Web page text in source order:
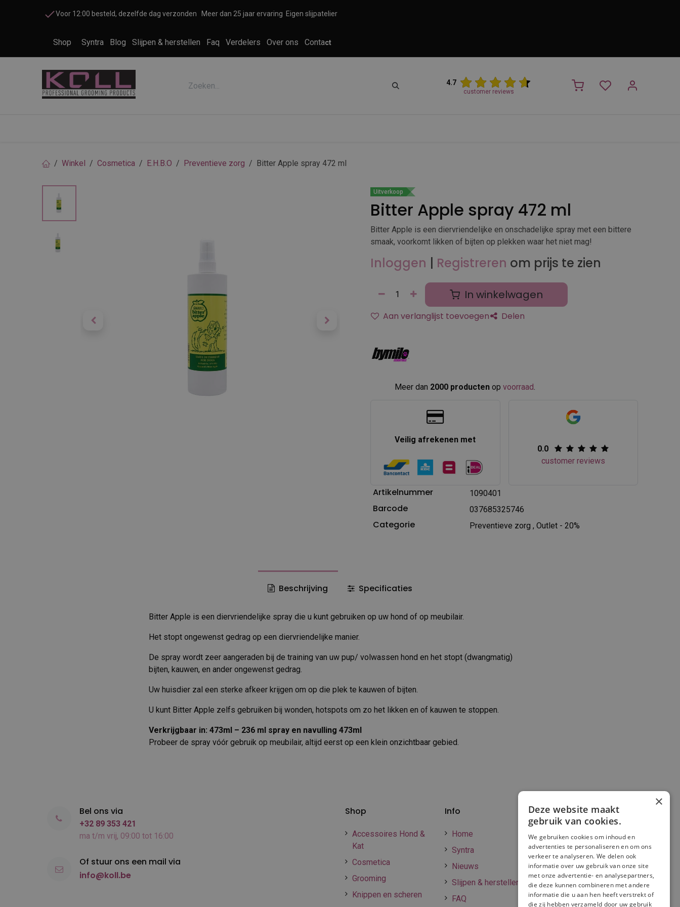
Voor 12:00 besteld, dezelfde dag verzonden Meer dan 25 jaar ervaring Eigen slijpatelier
Shop Syntra Blog Slijpen & herstellen Faq Verdelers Over ons Contact
4.7
customer reviews
Winkel Cosmetica E.H.B.O Preventieve zorg Bitter Apple spray 472 ml
Uitverkoop
Bitter Apple spray 472 ml
Bitter Apple is een diervriendelijke en onschadelijke spray met een bittere
smaak, voorkomt likken of bijten op plekken waar het niet mag!
Inloggen | Registreren om prijs te zien
In winkelwagen
Aan verlanglijst toevoegen Delen
Meer dan 2000 producten op voorraad
Veilig afrekenen met
0.0
customer reviews
Artikelnummer 1090401
Barcode 037685325746
Categorie Preventieve zorg , Outlet - 20%
Beschrijving Specificaties
Bitter Apple is een diervriendelijke spray die u kunt gebruiken op uw hond of op meubilair.
Het stopt ongewenst gedrag op een diervriendelijke manier.
De spray wordt zeer aangeraden bij de training van uw pup/ volwassen hond en het stopt (dwangmatig)
bijten, kauwen, en ander ongewenst gedrag.
Uw huisdier zal een sterke afkeer krijgen om op die plek te kauwen of bijten.
U kunt Bitter Apple zelfs gebruiken bij wonden, hotspots om zo het likken en of kauwen te stoppen.
Verkrijgbaar in: 473ml – 236 ml spray en navulling 473ml
Probeer de spray vóór gebruik op meubilair, altijd eerst op een klein onzichtbaar gebied.
Info
Home
Syntra
Nieuws
Slijpen & herstellen
FAQ
Shop
Accessoires Hond &
Kat
Cosmetica
Grooming
Knippen en scheren
Verzenden en
betalen
Online betalen
Retourneren
Algemene
voorwaarden
Privacy & Cookie
Bel ons via
+32 89 353 421
ma t/m vrij, 09:00 tot 16:00
Of stuur ons een mail via
info@koll.be
×
Deze website maakt
gebruik van cookies.
We gebruiken cookies om inhoud en
advertenties te personaliseren en om ons
verkeer te analyseren. We delen ook
informatie over uw gebruik van onze site
met onze advertentie- en analysepartners,
die deze kunnen combineren met andere
informatie die u aan hen heeft verstrekt of
die zij hebben verzameld door uw gebruik